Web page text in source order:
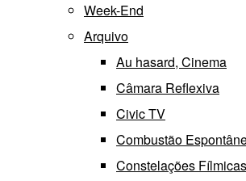
Week-End
Arquivo
Au hasard, Cinema
Câmara Reflexiva
Civic TV
Combustão
Constelações Fílmicas